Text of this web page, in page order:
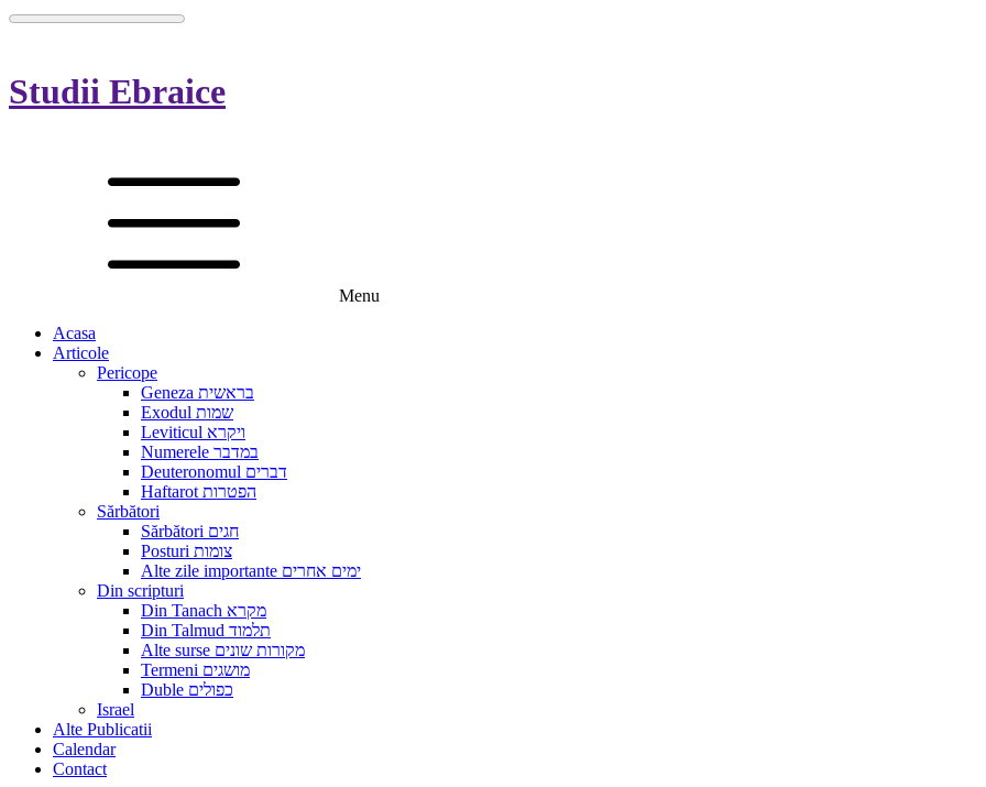
Studii Ebraice
Menu
Acasa
Articole
Pericope
Geneza בראשית
Exodul שמות
Leviticul ויקרא
Numerele במדבר
Deuteronomul דברים
Haftarot הפטרות
Sărbători
Sărbători חגים
Posturi צומות
Alte zile importante ימים אחרים
Din scripturi
Din Tanach מקרא
Din Talmud תלמוד
Alte surse מקורות שונים
Termeni מושגים
Duble כפולים
Israel
Alte Publicatii
Calendar
Contact